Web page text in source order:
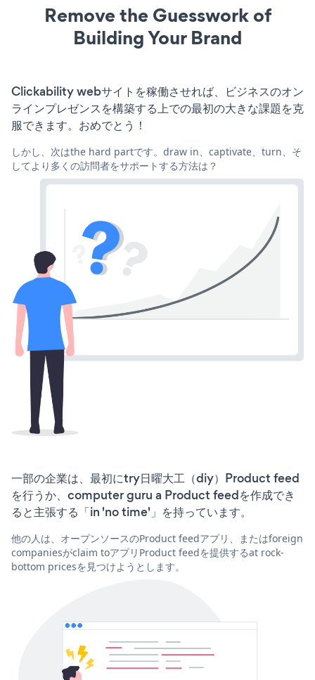
Remove the Guesswork of
Building Your Brand
Clickability webサイトを稼働させれば、ビジネスのオン
ラインプレゼンスを構築する上での最初の大きな課題を克
服できます。おめでとう！
しかし、次はthe hard partです。draw in、captivate、turn、そ
してより多くの訪問者をサポートする方法は？
一部の企業は、最初にtry日曜大工（diy）Product feed
を行うか、computer guru a Product feedを作成でき
ると主張する「in 'no time'」を持っています。
他の人は、オープンソースのProduct feedアプリ、またはforeign
companiesがclaim toアプリProduct feedを提供するat rock-
bottom pricesを見つけようとします。